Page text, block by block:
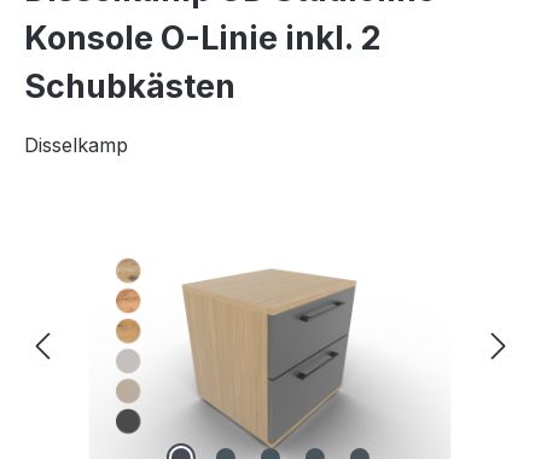
Konsole O-Linie inkl. 2
Schubkästen
Disselkamp